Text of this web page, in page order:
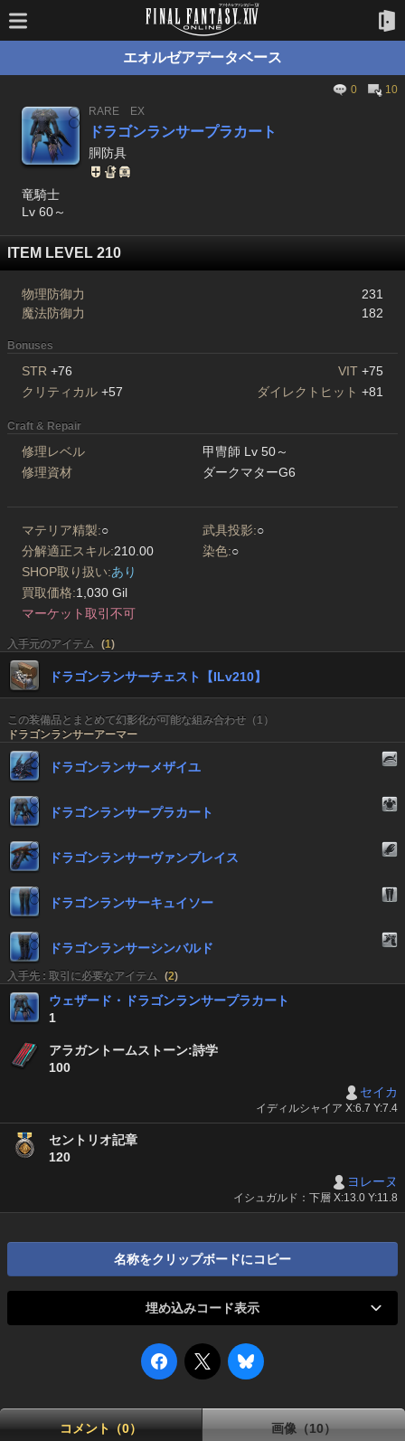
エオルゼアデータベース
0
10
RARE
EX
ドラゴンランサープラカート
胴防具
竜騎士
Lv 60～
ITEM LEVEL 210
物理防御力
231
魔法防御力
182
Bonuses
STR +76 VIT +75
クリティカル +57 ダイレクトヒット +81
Craft & Repair
修理レベル
甲冑師 Lv 50～
修理資材
ダークマターG6
マテリア精製:○ 武具投影:○
分解適正スキル:210.00 染色:○
SHOP取り扱い:あり
買取価格:1,030 Gil
マーケット取引不可
入手元のアイテム (1)
ドラゴンランサーチェスト【ILv210】
この装備品とまとめて幻影化が可能な組み合わせ（1）
ドラゴンランサーアーマー
ドラゴンランサーメザイユ
ドラゴンランサープラカート
ドラゴンランサーヴァンブレイス
ドラゴンランサーキュイソー
ドラゴンランサーシンバルド
入手先 : 取引に必要なアイテム (2)
ウェザード・ドラゴンランサープラカート
1
アラガントームストーン:詩学
100
セイカ
イディルシャイア X:6.7 Y:7.4
セントリオ記章
120
ヨレーヌ
イシュガルド：下層 X:13.0 Y:11.8
名称をクリップボードにコピー
埋め込みコード表示
コメント（0） 画像（10）